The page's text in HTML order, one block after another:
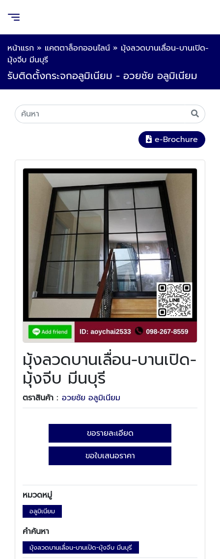
หน้าแรก » แคตตาล็อกออนไลน์ » มุ้งลวดบานเลื่อน-บานเปิด-
มุ้งจีบ มีนบุรี
รับติดตั้งกระจกอลูมิเนียม - อวยชัย อลูมิเนียม
e-Brochure
มุ้งลวดบานเลื่อน-บานเปิด-
มุ้งจีบ มีนบุรี
ตราสินค้า : อวยชัย อลูมิเนียม
ขอรายละเอียด
ขอใบเสนอราคา
หมวดหมู่
อลูมิเนียม
คำค้นหา
มุ้งลวดบานเลื่อน-บานเปิด-มุ้งจีบ มีนบุรี